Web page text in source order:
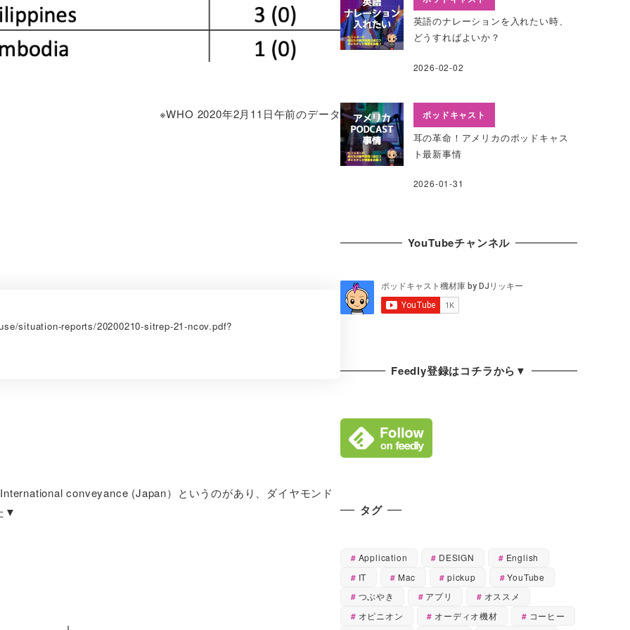
※WHO 2020年2月11日午前のデータ
situation-reports/20200210-sitrep-21-ncov.pdf?
conveyance (Japan）というのがあり、ダイヤモンド
▼
英語のナレーションを入れたい時、
どうすればよいか？
2026-02-02
ポッドキャスト
耳の革命！アメリカのポッドキャス
ト最新事情
2026-01-31
YouTubeチャンネル
Feedly登録はコチラから▼
タグ
Application DESIGN
English
IT
Mac pickup
YouTube
つぶやき
アプリ
オススメ
オピニオン
オーディオ機材
コーヒー